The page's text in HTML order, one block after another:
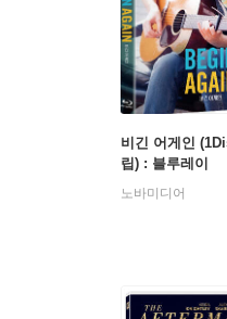
비긴 어게인
립) : 블루레이
노바미디어